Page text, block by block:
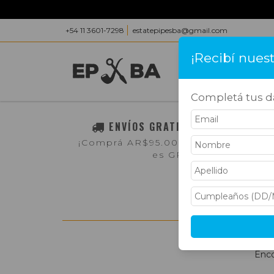
+54 11 3601-7298 estatepipesba@gmail.com
ENVÍOS GRATIS A TODO EL PAÍS
¡Comprá AR$95.000,- o más y el
es GRATIS!
¡Recibí
Completá tus